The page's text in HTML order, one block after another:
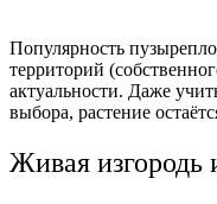
Популярность
территорий
актуальности. Даже
выбора, растение
Живая изгородь